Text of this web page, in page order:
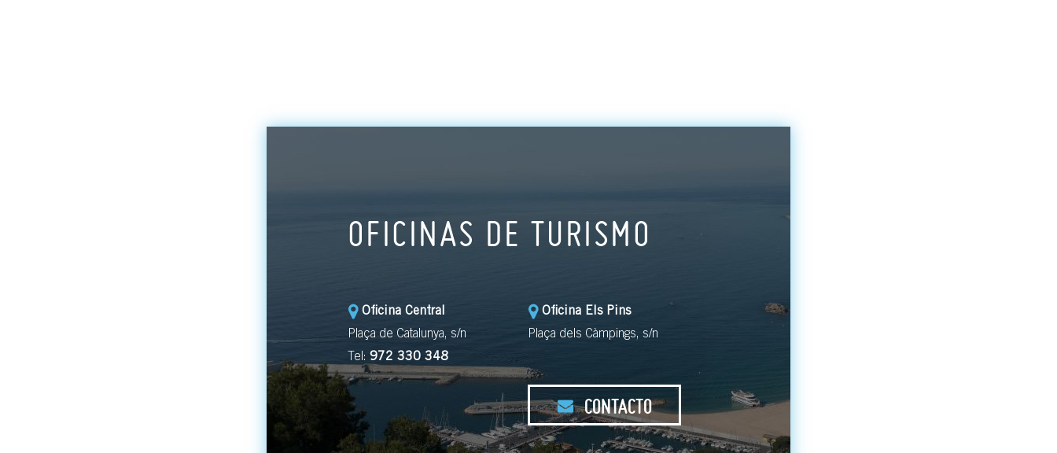
OFICINAS DE TURISMO
Oficina Central
Plaça de Catalunya, s/n
Tel: 972 330 348
Oficina Els Pins
Plaça dels Càmpings, s/n
CONTACTO